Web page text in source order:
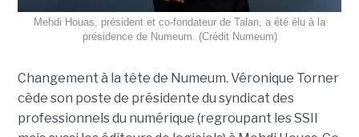
Mehdi Houas, président et co-fondateur de Talan, a été élu à la
présidence de Numeum. (Crédit Numeum)
Changement à la tête de Numeum. Véronique Torner
cède son poste de présidente du syndicat des
professionnels du numérique (regroupant les SSII